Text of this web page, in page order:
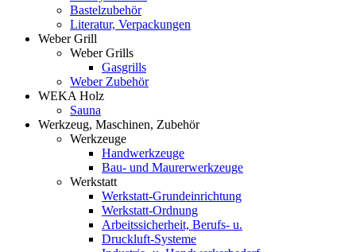
Bastelzubehör
Literatur, Verpackungen
Weber Grill
Weber Grills
Gasgrills
Weber Zubehör
WEKA Holz
Sauna
Werkzeug, Maschinen, Zubehör
Werkzeuge
Handwerkzeuge
Bau- und Maurerwerkzeuge
Werkstatt
Werkstatt-Grundeinrichtung
Werkstatt-Ordnung
Arbeitssicherheit, Berufs- u.
Druckluft-Systeme